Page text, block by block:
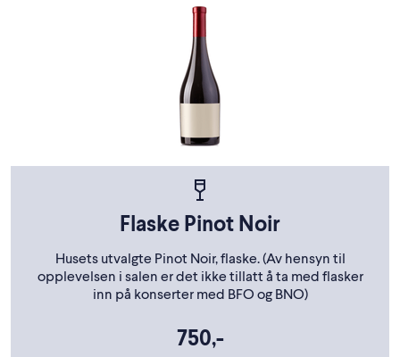
Flaske Pinot Noir
Husets utvalgte Pinot Noir, flaske. (Av hensyn til
opplevelsen i salen er det ikke tillatt å ta med flasker
inn på konserter med BFO og BNO)
750,-